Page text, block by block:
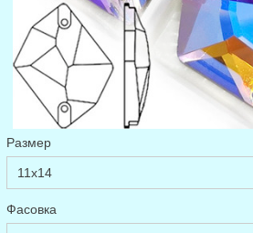
Размер
Фасовка